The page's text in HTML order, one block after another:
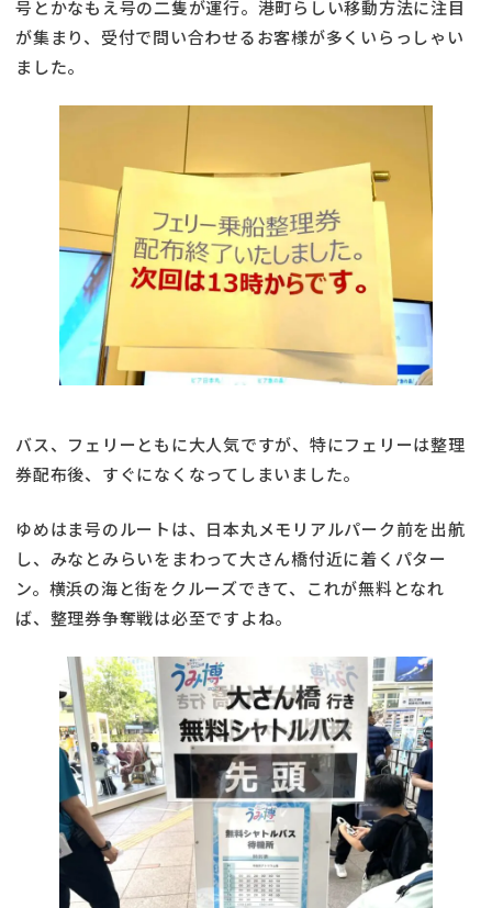
号とかなもえ号の二隻が運行。港町らしい移動方法に注目
が集まり、受付で問い合わせるお客様が多くいらっしゃい
ました。
バス、フェリーともに大人気ですが、特にフェリーは整理
券配布後、すぐになくなってしまいました。
ゆめはま号のルートは、日本丸メモリアルパーク前を出航
し、みなとみらいをまわって大さん橋付近に着くパター
ン。横浜の海と街をクルーズできて、これが無料となれ
ば、整理券争奪戦は必至ですよね。